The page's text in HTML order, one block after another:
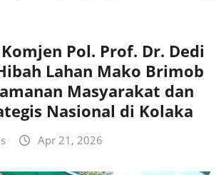
Pol. Prof. Dr. Dedi
Lahan Mako Brimob
Masyarakat dan
Nasional di Kolaka
Apr 21, 2026